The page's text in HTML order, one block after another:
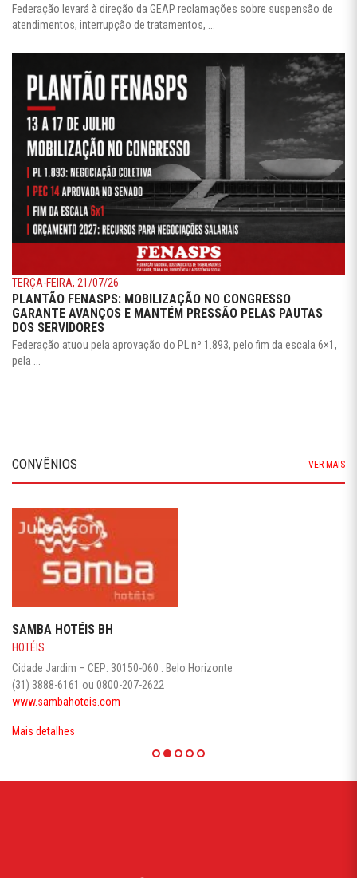
Federação levará à direção da GEAP reclamações sobre suspensão de
atendimentos, interrupção de tratamentos, ...
TERÇA-FEIRA, 21/07/26
PLANTÃO FENASPS: MOBILIZAÇÃO NO CONGRESSO
GARANTE AVANÇOS E MANTÉM PRESSÃO PELAS PAUTAS
DOS SERVIDORES
Federação atuou pela aprovação do PL nº 1.893, pelo fim da escala 6×1,
pela ...
CONVÊNIOS VER MAIS
SAMBA HOTÉIS BH
HOTÉIS
Cidade Jardim – CEP: 30150-060 . Belo Horizonte
(31) 3888-6161 ou 0800-207-2622
www.sambahoteis.com
Mais detalhes